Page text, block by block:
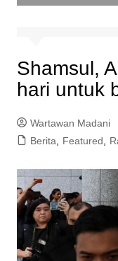
Shamsul,
hari untuk
Wartawan Madani
Berita, Featured,